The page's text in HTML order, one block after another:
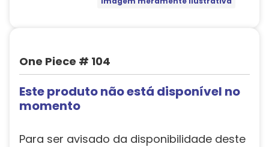
One Piece # 104
Este produto não está disponível no
momento
Para ser avisado da disponibilidade deste